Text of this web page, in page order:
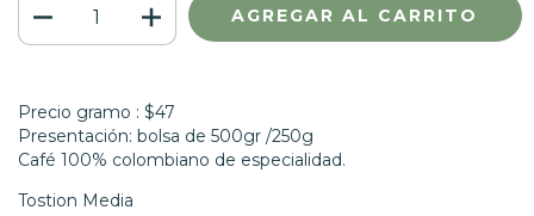
Precio gramo : $47
Presentación: bolsa de 500gr /250g
Café 100% colombiano de especialidad.
Tostion Media